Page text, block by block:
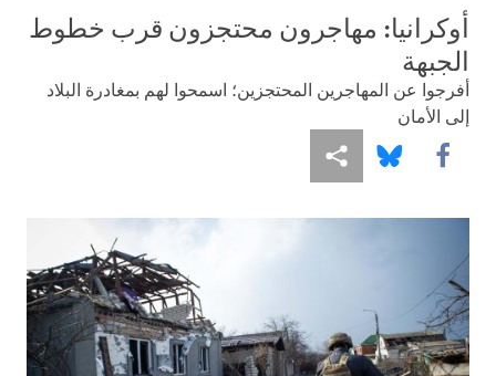
أوكرانيا: مهاجرون محتجزون قرب خطوط
الجبهة
أفرجوا عن المهاجرين المحتجزين؛ اسمحوا لهم بمغادرة البلاد
إلى الأمان
Share this via Facebook
Share this via Bluesky
Share this via مشاركة